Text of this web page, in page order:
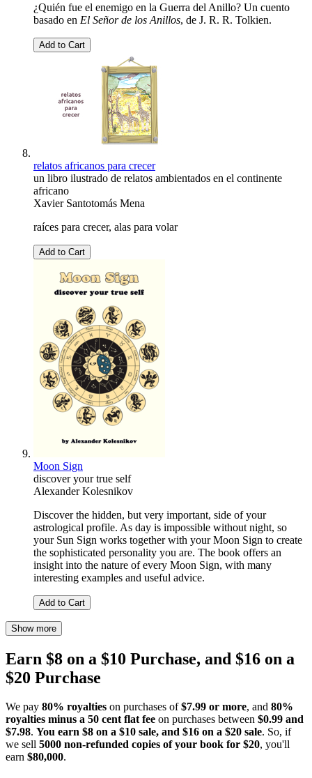
¿Quién fue el enemigo en la Guerra del Anillo? Un cuento
basado en El Señor de los Anillos, de J. R. R. Tolkien.
Add to Cart
relatos africanos para crecer
un libro ilustrado de relatos ambientados en el continente
africano
Xavier Santotomás Mena
raíces para crecer, alas para volar
Add to Cart
Moon Sign
discover your true self
Alexander Kolesnikov
Discover the hidden, but very important, side of your
astrological profile. As day is impossible without night, so
your Sun Sign works together with your Moon Sign to create
the sophisticated personality you are. The book offers an
insight into the nature of every Moon Sign, with many
interesting examples and useful advice.
Add to Cart
Show more
Earn $8 on a $10 Purchase, and $16 on a
$20 Purchase
We pay 80% royalties on purchases of$7.99 or more, and 80%
royalties minus a 50 cent flat fee on purchases between $0.99 and
$7.98. You earn $8 on a $10 sale, and $16 on a $20 sale. So, if
we sell 5000 non-refunded copies of your book for $20, you'll
earn $80,000.